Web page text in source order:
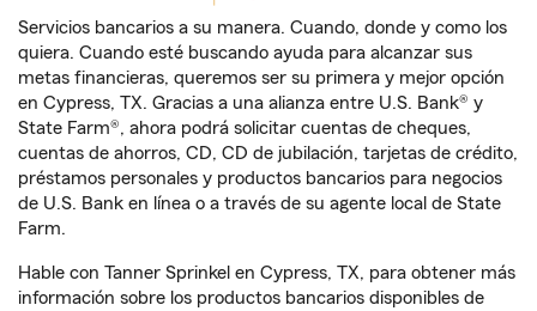
Servicios bancarios a su manera. Cuando, donde y como los
quiera. Cuando esté buscando ayuda para alcanzar sus
metas financieras, queremos ser su primera y mejor opción
en Cypress, TX. Gracias a una alianza entre U.S. Bank® y
State Farm®, ahora podrá solicitar cuentas de cheques,
cuentas de ahorros, CD, CD de jubilación, tarjetas de crédito,
préstamos personales y productos bancarios para negocios
de U.S. Bank en línea o a través de su agente local de State
Farm.
Hable con Tanner Sprinkel en Cypress, TX, para obtener más
información sobre los productos bancarios disponibles de